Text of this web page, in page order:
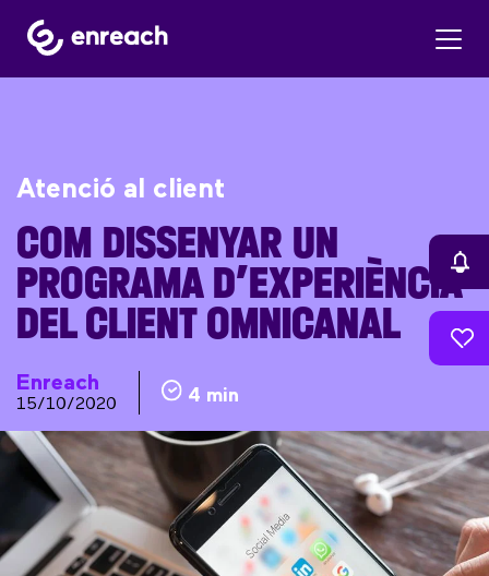
Atenció al client
COM DISSENYAR UN
PROGRAMA D’EXPERIÈNCIA
DEL CLIENT OMNICANAL
Enreach
15/10/2020 4 min